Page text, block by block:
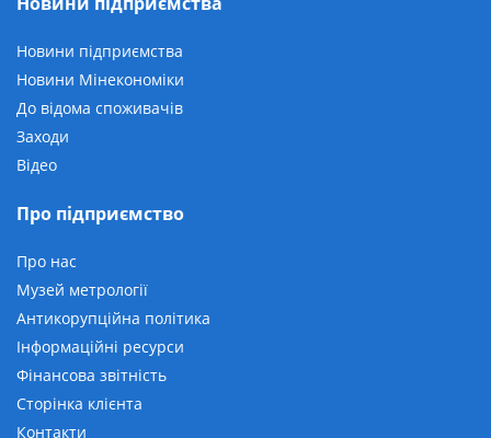
Новини підприємства
Новини Мінекономіки
До відома споживачів
Заходи
Відео
Про підприємство
Про нас
Музей метрології
Антикорупційна політика
Інформаційні ресурси
Фінансова звітність
Сторінка клієнта
Контакти